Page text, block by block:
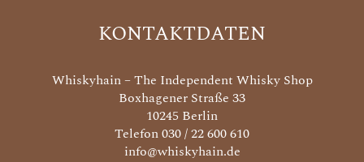
KONTAKTDATEN
Whiskyhain – The Independent Whisky Shop
Boxhagener Straße 33
10245 Berlin
Telefon 030 / 22 600 610
info@whiskyhain.de